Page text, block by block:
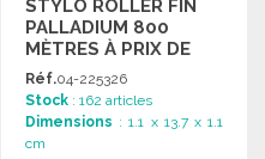
STYLO ROLLER FIN
PALLADIUM 800
MÈTRES À PRIX DE
GROS
Réf.04-225326
Stock : 162 articles
Dimensions : 1.1 x 13.7 x 1.1
cm